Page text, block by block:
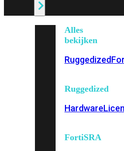
Alles
bekijken
Ruggedized
Ruggedized
Hardware
FortiSRA